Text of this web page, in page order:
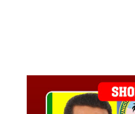
ராஜபக்ஷர்